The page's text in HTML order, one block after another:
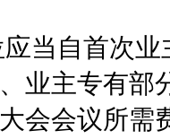
当自首次
业主专有部
会会议所需